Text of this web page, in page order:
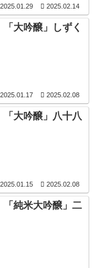
2025.01.29 2025.02.14
大吟醸」しずく
2025.01.17 2025.02.08
大吟醸」八十八
2025.01.15 2025.02.08
「純米大吟醸」二